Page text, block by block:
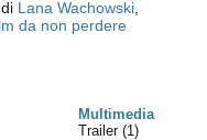
Lana Wachowski,
da non perdere
Multimedia
Trailer (1)